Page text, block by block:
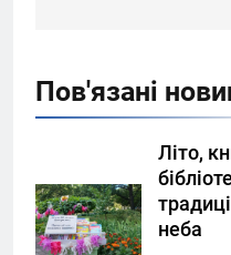
Пов'язані
Літо,
неба